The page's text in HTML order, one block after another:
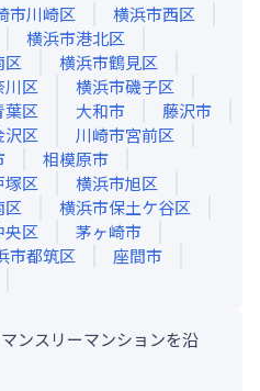
市川崎区
横浜市西区
横浜市港北区
区
横浜市鶴見区
川区
横浜市磯子区
葉区 大和市
藤沢市
沢区
川崎市宮前区
相模原市
塚区
横浜市旭区
区
横浜市保土ケ谷区
央区
茅ヶ崎市
市都筑区
座間市
ンスリーマンションを沿